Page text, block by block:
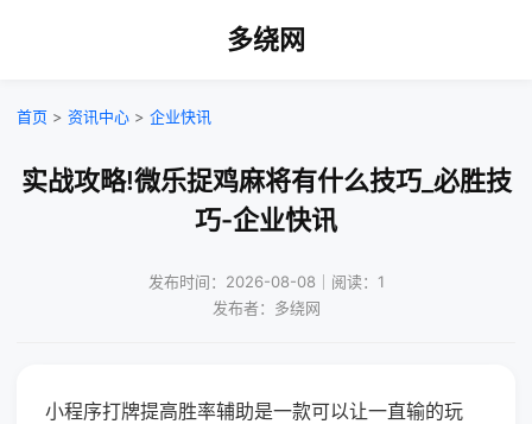
多绕网
首页 > 资讯中心 > 企业快讯
实战攻略!微乐捉鸡麻将有什么技巧_必胜技
巧-企业快讯
发布时间：2026-08-08｜阅读：1
发布者：多绕网
小程序打牌提高胜率辅助是一款可以让一直输的玩